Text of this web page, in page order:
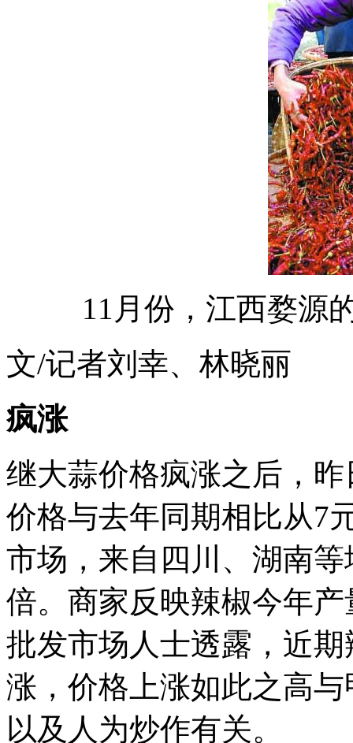
11月份，江西婺源
文/记者刘幸、林晓丽
疯涨
继大蒜价格疯涨之后，
价格与去年同期相比从7
市场，来自四川、湖南
倍。商家反映辣椒今年
批发市场人士透露，近
涨，价格上涨如此之高
以及人为炒作有关。